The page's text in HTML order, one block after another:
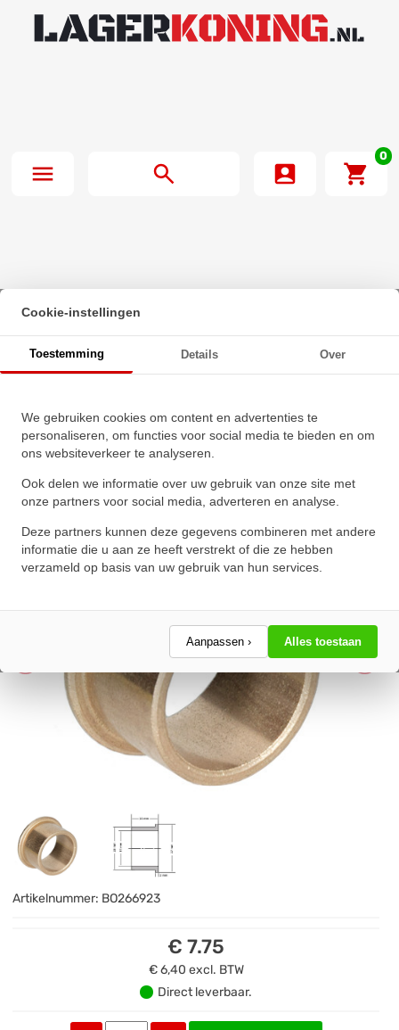
0
Beginpagina·
Flensglijlager Sinterbrons BP25 15x20x10/27x2mm
Cookie-instellingen
Toestemming Details Over
We gebruiken cookies om content en advertenties te
personaliseren, om functies voor social media te bieden en om
ons websiteverkeer te analyseren.
Ook delen we informatie over uw gebruik van onze site met
onze partners voor social media, adverteren en analyse.
Deze partners kunnen deze gegevens combineren met andere
informatie die u aan ze heeft verstrekt of die ze hebben
verzameld op basis van uw gebruik van hun services.
Aanpassen › Alles toestaan
Flensglijlager Sinterbrons BP25
15x20x10/27x2mm
★★★★★
★★★★★
Schrijf een review!
Artikelnummer: BO266923
€ 7.75
€ 6,40 excl. BTW
Direct leverbaar.